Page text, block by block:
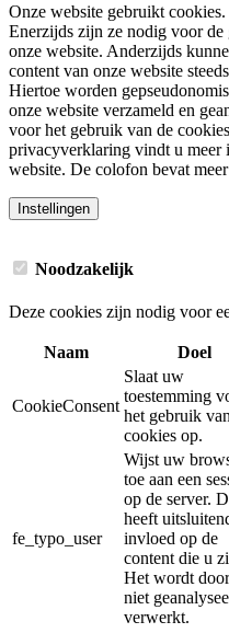
Onze website gebruikt
Enerzijds zijn ze nodig voor
onze website. Anderzijds
content van onze website
Hiertoe worden
onze website verzameld en
voor het gebruik van de
privacyverklaring vindt u meer
website. De colofon bevat
Instellingen
Noodzakelijk
Deze cookies zijn nodig voor
Naam Doel
CookieConsent
Slaat uw
toestemming
het gebruik
cookies op.
fe_typo_user
Wijst uw
toe aan een
op de server.
heeft
invloed op de
content die u
Het wordt
niet
verwerkt.